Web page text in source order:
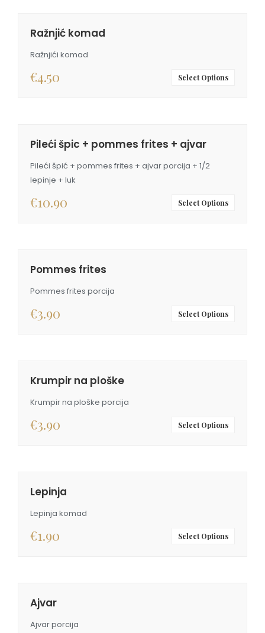
Ražnjić komad
Ražnjići komad
4.50
€ Select Options
Pileći špic + pommes frites + ajvar
Pileći špić + pommes frites + ajvar porcija + 1/2
lepinje + luk
10.90
€ Select Options
Pommes frites
Pommes frites porcija
3.90
€ Select Options
Krumpir na ploške
Krumpir na ploške porcija
3.90
€ Select Options
Lepinja
Lepinja komad
1.90
€ Select Options
Ajvar
Ajvar porcija